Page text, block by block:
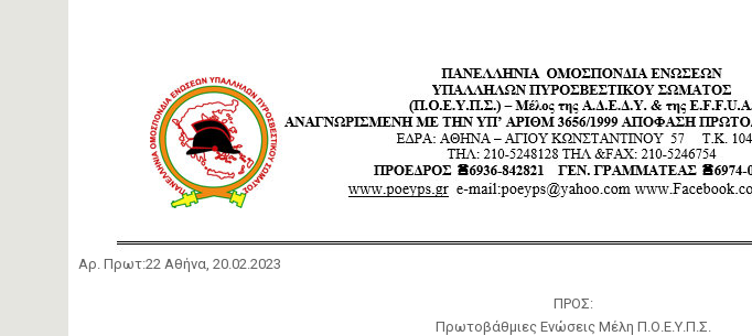
Αρ. Πρωτ:22 Αθήνα, 20.02.2023
ΠΡΟΣ:
Πρωτοβάθμιες Ενώσεις Μέλη Π.Ο.Ε.Υ.Π.Σ.